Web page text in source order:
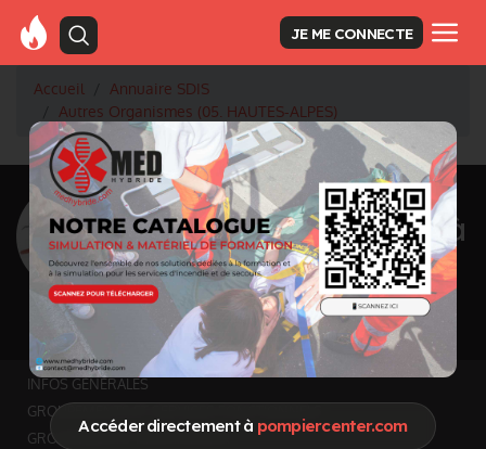
Accéder directement à pompiercenter.com
JE ME CONNECTE
Accueil
Annuaire SDIS
Autres Organismes (05. HAUTES-ALPES)
<Retour à la liste des SDIS
SDIS Hautes-Alpes à
Gap (05)
DépartementHAUTES-ALPES
5918 km² - 146148 habitants
Informations mises à jour le 12 mai 2026
INFOS GÉNÉRALES
GROUPEMENTS ET SERVICES FONCTIONNELS
GROUPEMENTS TERRITORIAUX